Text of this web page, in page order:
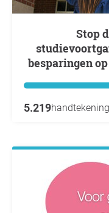
Stop de strengere
besparingen
5.219